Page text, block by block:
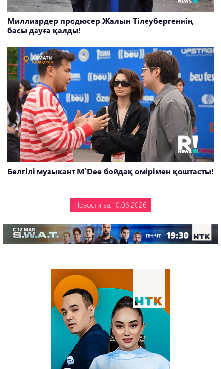
Миллиардер продюсер Жалын Тілеубергеннің
басы дауға қалды!
Белгілі музыкант M`Dee бойдақ өмірімен қоштасты!
Новости за: 10.06.2026